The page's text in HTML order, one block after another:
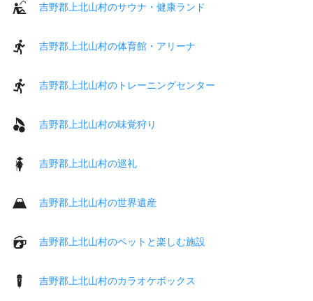
吉野郡上北山村のサウナ・健康ランド
吉野郡上北山村の体育館・アリーナ
吉野郡上北山村のトレーニングセンター
吉野郡上北山村の味覚狩り
吉野郡上北山村の巡礼
吉野郡上北山村の世界遺産
吉野郡上北山村のペットと楽しむ施設
吉野郡上北山村のカラオケボックス